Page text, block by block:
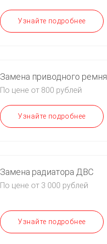
Узнайте подробнее
Замена приводного ремня
По цене от 800 рублей
Узнайте подробнее
Замена радиатора ДВС
По цене от 3 000 рублей
Узнайте подробнее